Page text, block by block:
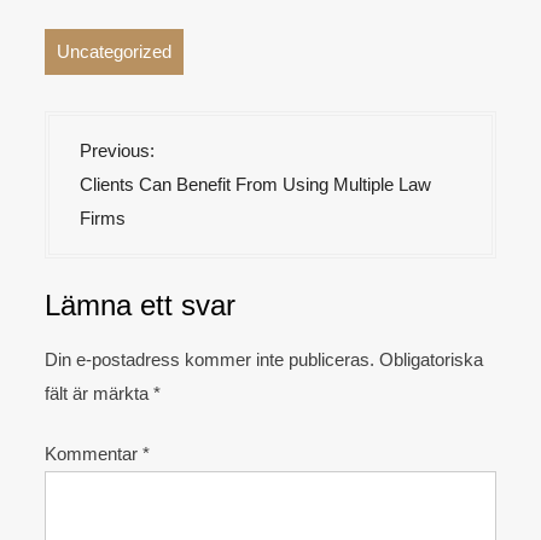
Uncategorized
I
n
l
g
s
n
v
Previous:
Clients Can Benefit From Using Multiple Law
Firms
Lämna ett svar
Din e-postadress kommer inte publiceras. Obligatoriska
fält är märkta*
Kommentar*